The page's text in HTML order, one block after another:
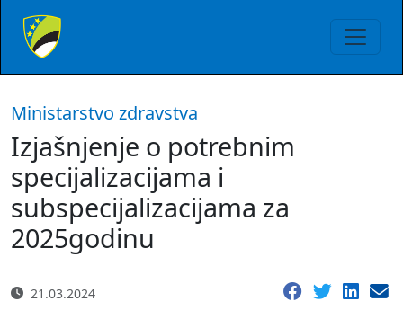
Ministarstvo zdravstva
Izjašnjenje o potrebnim
specijalizacijama i
subspecijalizacijama za
2025godinu
21.03.2024